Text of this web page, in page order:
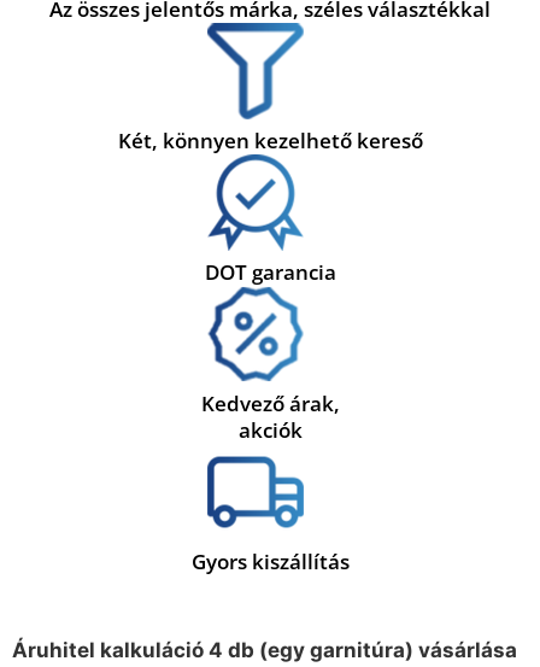
Az összes jelentős márka, széles választékkal
Két, könnyen kezelhető kereső
DOT garancia
Kedvező árak,
akciók
Gyors kiszállítás
Áruhitel kalkuláció 4 db (egy garnitúra) vásárlása